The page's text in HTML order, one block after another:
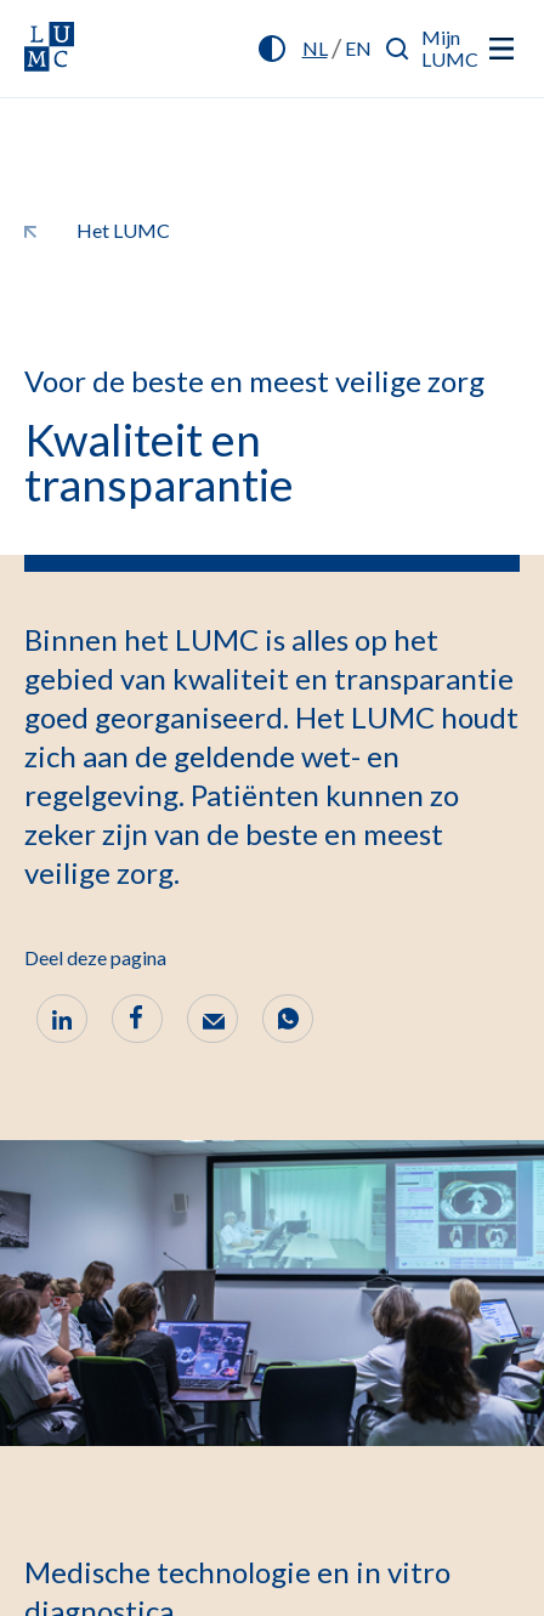
NL/ EN
Mijn
LUMC
Het LUMC
Voor de beste en meest veilige zorg
Kwaliteit en
transparantie
Binnen het LUMC is alles op het
gebied van kwaliteit en transparantie
goed georganiseerd. Het LUMC houdt
zich aan de geldende wet- en
regelgeving. Patiënten kunnen zo
zeker zijn van de beste en meest
veilige zorg.
Deel deze pagina
​Medische technologie en in vitro